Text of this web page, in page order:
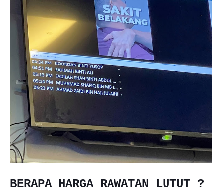
BERAPA HARGA RAWATAN LUTUT ?